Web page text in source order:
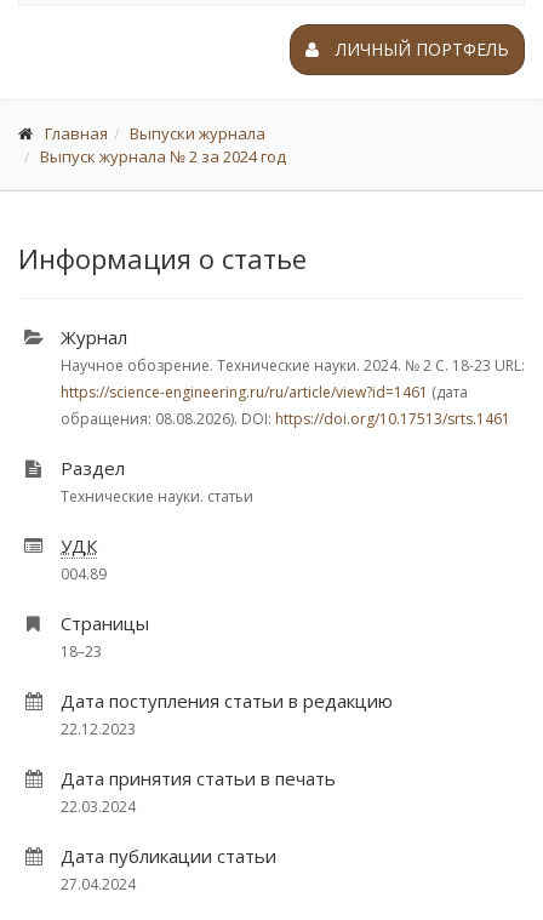
ЛИЧНЫЙ ПОРТФЕЛЬ
Главная
Выпуски журнала
Выпуск журнала № 2 за 2024 год
Информация о статье
Журнал
Научное обозрение. Технические науки. 2024. № 2 С. 18-23 URL:
https://science-engineering.ru/ru/article/view?id=1461 (дата
обращения: 08.08.2026). DOI: https://doi.org/10.17513/srts.1461
Раздел
Технические науки. статьи
УДК
004.89
Страницы
18–23
Дата поступления статьи в редакцию
22.12.2023
Дата принятия статьи в печать
22.03.2024
Дата публикации статьи
27.04.2024